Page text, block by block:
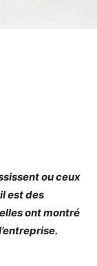
ou ceux
est des
ont montré